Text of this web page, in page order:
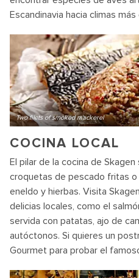
Escandinavia hacia climas más
Two filets of smoked mackerel
COCINA LOCAL
El pilar de la cocina de
croquetas de pescado fritas o
eneldo y hierbas. Visita
delicias locales, como el
servida con patatas, ajo de
autóctonos. Si quieres un
Gourmet para probar el